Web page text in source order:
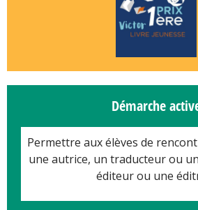
Démarche
Permettre aux élèves de
une autrice, un traducteur ou
éditeur ou une